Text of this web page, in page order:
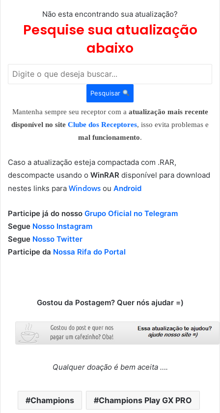
Não esta encontrando sua atualização?
Pesquise sua atualização
abaixo
Pesquisar
Mantenha sempre seu receptor com a atualização mais recente
disponível no site Clube dos Receptores, isso evita problemas e
mal funcionamento.
Caso a atualização esteja compactada com .RAR,
descompacte usando o WinRAR disponível para download
nestes links para Windows ou Android
Participe já do nosso Grupo Oficial no Telegram
Segue Nosso Instagram
Segue Nosso Twitter
Participe da Nossa Rifa do Portal
Gostou da Postagem? Quer nós ajudar =)
Qualquer doação é bem aceita ….
Champions Champions Play GX PRO